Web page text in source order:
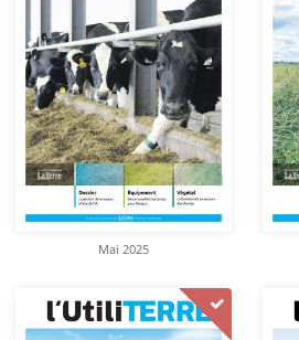
Mai 2025